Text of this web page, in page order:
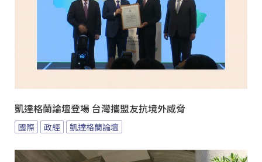
凱達格蘭論壇登場 台灣攜盟友抗境外威脅
國際 政經 凱達格蘭論壇